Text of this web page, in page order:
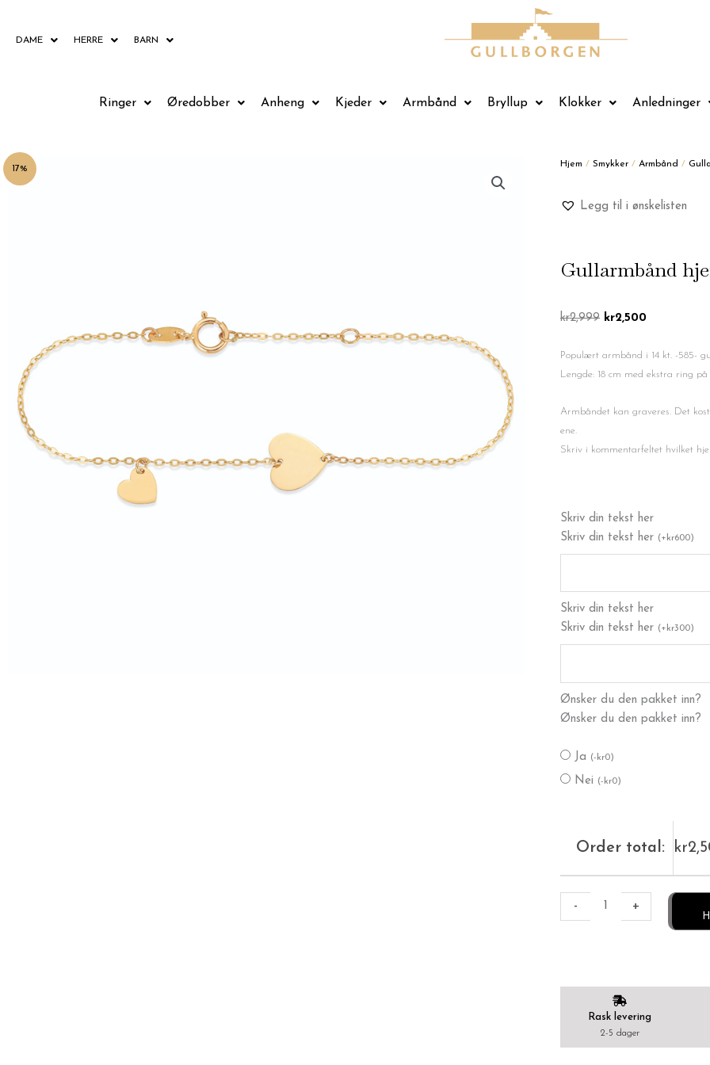
DAME HERRE BARN
Ringer Øredobber Anheng Kjeder Armbånd Bryllup Klokker Anledninger
17% Hjem / Smykker / Armbånd /
Legg til i ønskelisten
Gullarmbånd
kr2,999 Opprinnelig
var:
kr2,999.
kr2,500
er:
kr2,500.
Populært armbånd i 14 kt. -585-
Lengde: 18 cm med ekstra ring på
Armbåndet kan graveres. Det
ene.
Skriv i kommentarfeltet hvilket
Skriv din tekst her
Skriv din tekst her (+ kr600)
Skriv din tekst her
Skriv din tekst her (+ kr300)
Ønsker du den pakket inn?
Ønsker du den pakket inn?
Ja (- kr0)
Nei (- kr0)
Order total: kr
-
hjerter
antall
+
Rask levering
2-5 dager